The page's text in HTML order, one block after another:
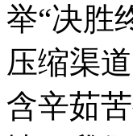
举“决胜
压缩渠
含辛茹